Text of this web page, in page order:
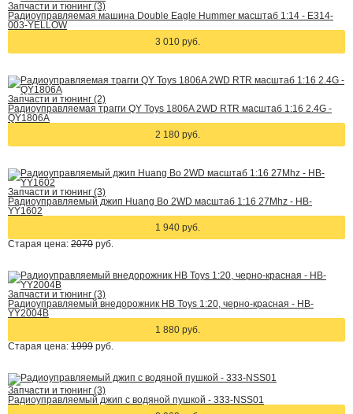
Запчасти и тюнинг (3)
Радиоуправляемая машина Double Eagle Hummer масштаб 1:14 - E314-
003-YELLOW
3 010 руб.
Запчасти и тюнинг (2)
Радиоуправляемая трагги QY Toys 1806A 2WD RTR масштаб 1:16 2.4G -
QY1806A
2 180 руб.
Запчасти и тюнинг (3)
Радиоуправляемый джип Huang Bo 2WD масштаб 1:16 27Mhz - HB-
YY1602
1 940 руб.
Старая цена: 2070 руб.
Запчасти и тюнинг (3)
Радиоуправляемый внедорожник HB Toys 1:20, черно-красная - HB-
YY2004B
1 880 руб.
Старая цена: 1999 руб.
Запчасти и тюнинг (3)
Радиоуправляемый джип с водяной пушкой - 333-NSS01